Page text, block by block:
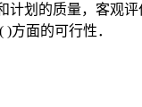
计划的质量，客观评
方面的可行性．